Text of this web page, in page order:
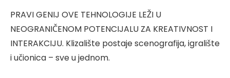
PRAVI GENIJ OVE TEHNOLOGIJE LEŽI U
NEOGRANIČENOM POTENCIJALU ZA KREATIVNOST I
INTERAKCIJU. Klizalište postaje scenografija, igralište
i učionica – sve u jednom.